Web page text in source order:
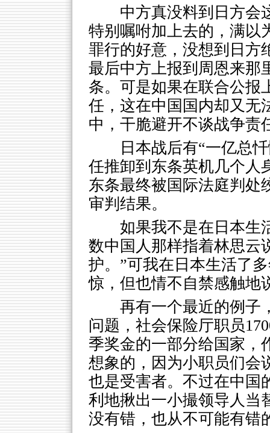
中方真没料到日方会
特别嘱咐加上去的，满以
罪行的好意，没想到日方
最后中方上报到周恩来那
条。可是如果在联合公报
任，这在中国国内却又无
中，干脆避开不谈战争责
日本战后有“一亿总
任推卸到东条英机几个人
东条最终被国际法庭判处
审判结果。
如果我不是在日本生
数中国人那样指着林思云
护。”可我在日本生活了
惊，但也情不自禁感触地
再有一个最近的例子
问题，社会保险厅职员
季奖金的一部分给国家，
想象的，因为小职员们会
也是受害者。不过在中国
利地揪出一小撮领导人当
没有错，也从不可能有错